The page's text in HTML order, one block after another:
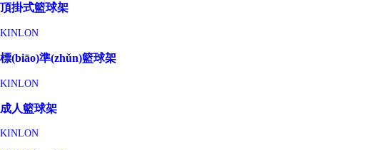
頂掛式籃球架
KINLON
標(biāo)準(zhǔn)籃球架
KINLON
成人籃球架
KINLON